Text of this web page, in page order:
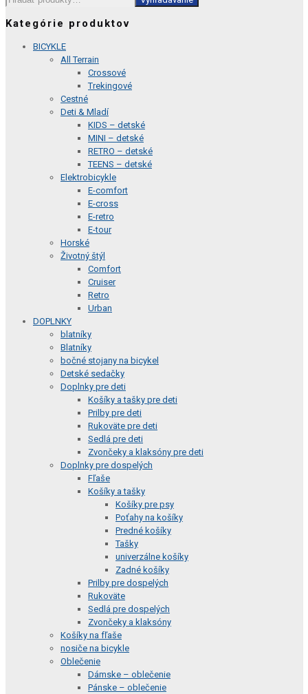
Kategórie produktov
BICYKLE
All Terrain
Crossové
Trekingové
Cestné
Deti & Mladí
KIDS – detské
MINI – detské
RETRO – detské
TEENS – detské
Elektrobicykle
E-comfort
E-cross
E-retro
E-tour
Horské
Životný štýl
Comfort
Cruiser
Retro
Urban
DOPLNKY
blatníky
Blatníky
bočné stojany na bicykel
Detské sedačky
Doplnky pre deti
Košíky a tašky pre deti
Prilby pre deti
Rukoväte pre deti
Sedlá pre deti
Zvončeky a klaksóny pre deti
Doplnky pre dospelých
Fľaše
Košíky a tašky
Košíky pre psy
Poťahy na košíky
Predné košíky
Tašky
univerzálne košíky
Zadné košíky
Prilby pre dospelých
Rukoväte
Sedlá pre dospelých
Zvončeky a klaksóny
Košíky na fľaše
nosiče na bicykle
Oblečenie
Dámske – oblečenie
Pánske – oblečenie